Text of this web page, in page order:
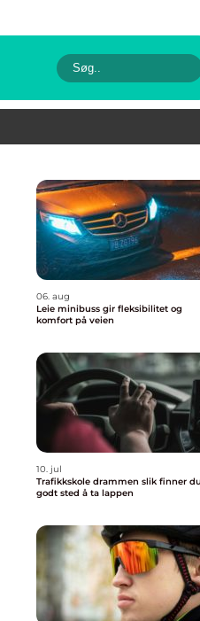
06. aug
Leie minibuss gir fleksibilitet og
komfort på veien
10. jul
Trafikkskole drammen slik finner du et
godt sted å ta lappen